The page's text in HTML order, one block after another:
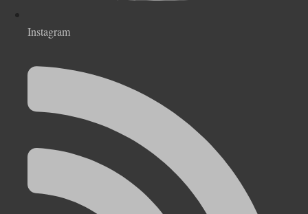
Instagram